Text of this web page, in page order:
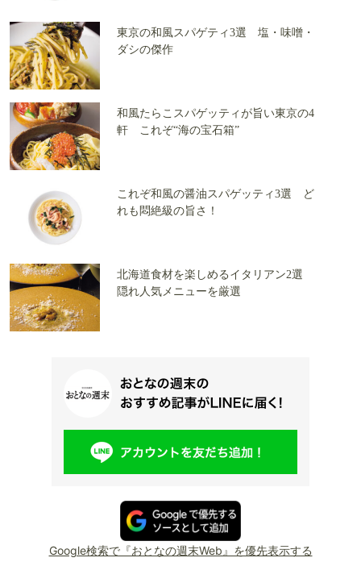
東京の和風スパゲティ3選 塩・味噌・
ダシの傑作
和風たらこスパゲッティが旨い東京の4
軒 これぞ“海の宝石箱”
これぞ和風の醤油スパゲッティ3選 ど
れも悶絶級の旨さ！
北海道食材を楽しめるイタリアン2選
隠れ人気メニューを厳選
Google検索で『おとなの週末Web』を優先表示する